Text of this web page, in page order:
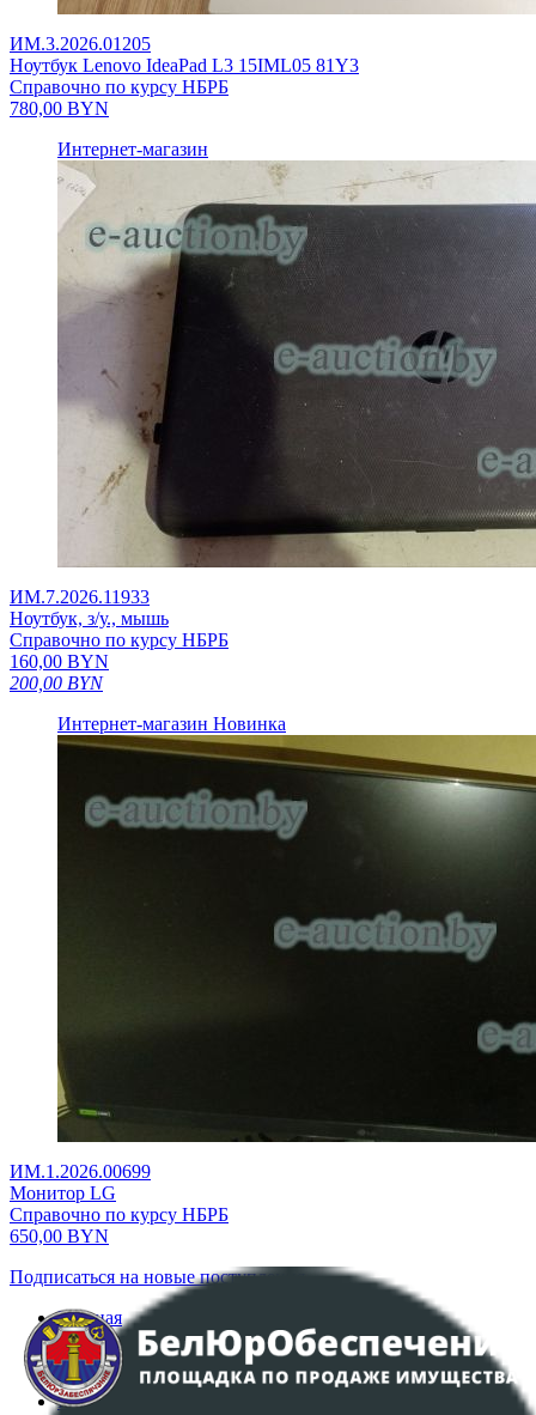
ИМ.3.2026.01205
Ноутбук Lenovo IdeaPad L3 15IML05 81Y3
Справочно по курсу НБРБ
780,00 BYN
Интернет-магазин
ИМ.7.2026.11933
Ноутбук, з/у., мышь
Справочно по курсу НБРБ
160,00 BYN
200,00 BYN
Интернет-магазин Новинка
ИМ.1.2026.00699
Монитор LG
Справочно по курсу НБРБ
650,00 BYN
Подписаться на новые поступления
Главная
Аукционы
Интернет-магазин
Регламент организации и проведения торгов